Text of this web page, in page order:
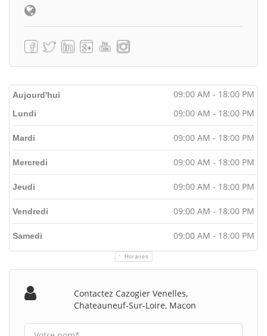
Aujourd'hui 09:00 AM - 18:00 PM
Horaires
Lundi 09:00 AM - 18:00 PM
Mardi 09:00 AM - 18:00 PM
Mercredi 09:00 AM - 18:00 PM
Jeudi 09:00 AM - 18:00 PM
Vendredi 09:00 AM - 18:00 PM
Samedi 09:00 AM - 18:00 PM
Contactez Cazogier Venelles,
Chateauneuf-Sur-Loire, Macon